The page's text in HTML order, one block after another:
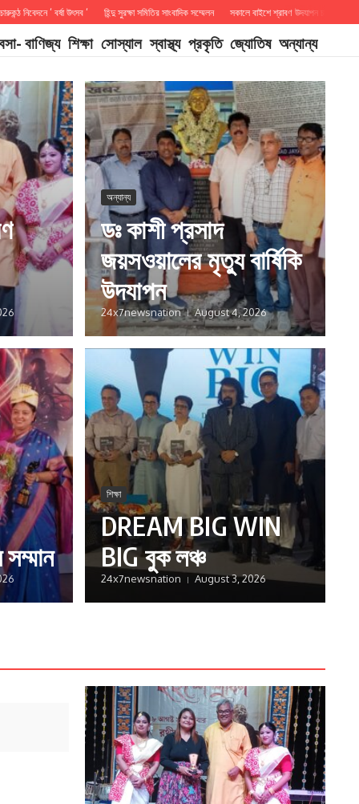
‘ বর্ষা উৎসব ‘ হিন্দু সুরক্ষা সমিতির সাংবাদিক সম্মেলন সকালে বাইশে শ্রাবণ উদযাপন চারুকন্ঠের উদ্যোগে
বাণিজ্য শিক্ষা সোস্যাল স্বাস্থ্য প্রকৃতি জ্যোতিষ অন্যান্য
অন্যান্য
ডঃ কাশী প্রসাদ
জয়সওয়ালের মৃত্যু বার্ষিকি
উদযাপন
24x7newsnation August 4, 2026
শিক্ষা
DREAM BIG WIN
BIG বুক লঞ্চ
24x7newsnation August 3, 2026